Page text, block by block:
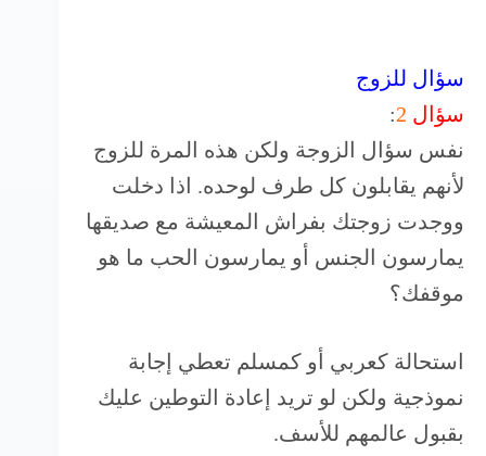
سؤال للزوج
سؤال 2
:
نفس سؤال الزوجة ولكن هذه المرة للزوج
لأنهم يقابلون كل طرف لوحده. اذا دخلت
ووجدت زوجتك بفراش المعيشة مع صديقها
يمارسون الجنس أو يمارسون الحب ما هو
موقفك؟
استحالة كعربي أو كمسلم تعطي إجابة
نموذجية ولكن لو تريد إعادة التوطين عليك
بقبول عالمهم للأسف.